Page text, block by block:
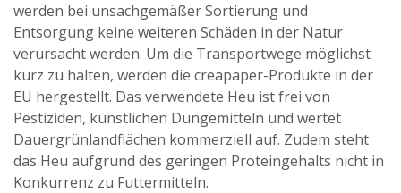
werden bei unsachgemäßer Sortierung und
Entsorgung keine weiteren Schäden in der Natur
verursacht werden. Um die Transportwege möglichst
kurz zu halten, werden die creapaper-Produkte in der
EU hergestellt. Das verwendete Heu ist frei von
Pestiziden, künstlichen Düngemitteln und wertet
Dauergrünlandflächen kommerziell auf. Zudem steht
das Heu aufgrund des geringen Proteingehalts nicht in
Konkurrenz zu Futtermitteln.